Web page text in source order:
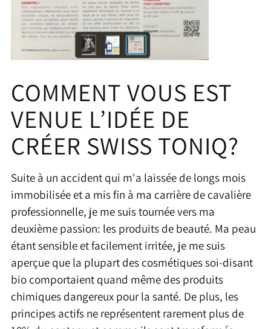
COMMENT VOUS EST
VENUE L’IDÉE DE
CRÉER SWISS TONIQ?
Suite à un accident qui m'a laissée de longs mois
immobilisée et a mis fin à ma carrière de cavalière
professionnelle, je me suis tournée vers ma
deuxième passion: les produits de beauté. Ma peau
étant sensible et facilement irritée, je me suis
aperçue que la plupart des cosmétiques soi-disant
bio comportaient quand même des produits
chimiques dangereux pour la santé. De plus, les
principes actifs ne représentent rarement plus de